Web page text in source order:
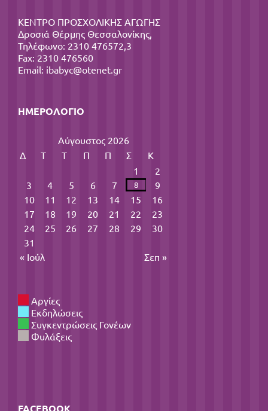
ΚΕΝΤΡΟ ΠΡΟΣΧΟΛΙΚΗΣ ΑΓΩΓΗΣ
Δροσιά Θέρμης Θεσσαλονίκης,
Τηλέφωνο: 2310 476572,3
Fax: 2310 476560
Email: ibabyc@otenet.gr
ΗΜΕΡΟΛΌΓΙΟ
Αύγουστος 2026
Δ
Τ Τ Π Π Σ
Κ
1
2
3
4 5 6 7 8
9
10
11 12 13 14 15
16
17
18 19 20 21 22
23
24
25 26 27 28 29
30
31
« Ιούλ
Σεπ »
Αργίες
Εκδηλώσεις
Συγκεντρώσεις Γονέων
Φυλάξεις
FACEBOOK